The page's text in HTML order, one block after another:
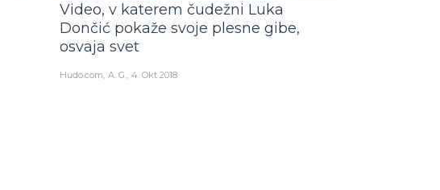
Video, v katerem čudežni Luka
Dončić pokaže svoje plesne gibe,
osvaja svet
Hudo.com A. G. 4. Okt 2018